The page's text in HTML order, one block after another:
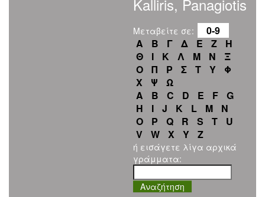
Kalliris, Panagiotis
Μεταβείτε σε:
0-9
Α
Β Γ Δ Ε Ζ
Η
Θ
Ι Κ Λ Μ Ν
Ξ
Ο
Π Ρ Σ Τ Υ
Φ
Χ
Ψ
Ω
A
B C D E F
G
H
I J K L M
N
O
P Q R S T
U
V
W X Y Z
ή εισάγετε λίγα αρχικά
γράμματα: